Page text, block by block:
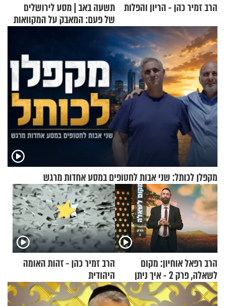
הרב זמיר כהן - הריון והפלות
תשעה באב | מסע לירושלים
של פעם: המאבק על המקוואות
מקפלן לכותל: שני אבות לחטופים במסע אחדות מרגש
הרב רפאל אוחיון: מקום
לשאלה, פרק 2 - איך ניתן
להוכיח שהתורה משמיים?
הרב זמיר כהן - זהות האומה
היהודית